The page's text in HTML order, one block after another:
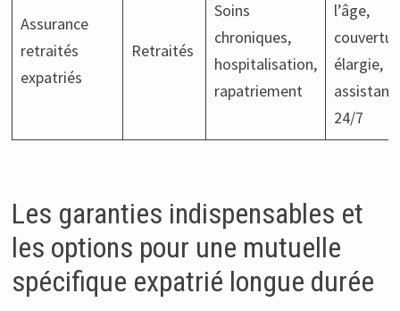
Assurance
retraités
expatriés
Retraités
Soins
chroniques,
hospitalisation,
rapatriement
l’âge,
élargie,
24/7
Les garanties indispensables et
les options pour une mutuelle
spécifique expatrié longue durée